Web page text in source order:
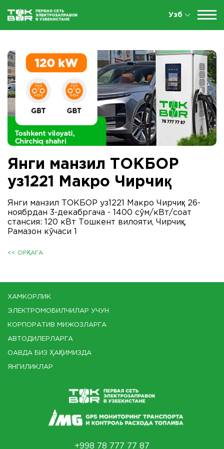
Узб
Янги манзил ТОКБОР
уз1221 Макро Чирчиқ
Янги манзил ТОКБОР уз1221 Макро Чирчиқ 26-
ноябрдан 3-декабргача - 1400 сўм/кВт/соат
стансия: 120 кВт Тошкент вилояти, Чирчиқ,
Рамазон кўчаси 1
<< ОРҚАГА
ХАМКОРЛИК
ЭЛЕКТРОМОБИЛЧИЛАР УЧУН
КОРПОРАТИВ МИЖОЗЛАРГА
АВТОДИЛЕРЛАРГА
ОАВДА БИЗ ҲАҚИМИЗДА
ЯНГИЛИКЛАР
+998 78 777 77 87